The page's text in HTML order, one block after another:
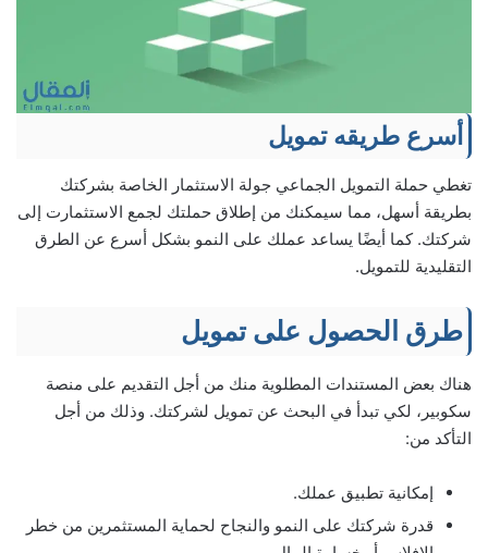
أسرع طريقه تمويل
تغطي حملة التمويل الجماعي جولة الاستثمار الخاصة بشركتك
بطريقة أسهل، مما سيمكنك من إطلاق حملتك لجمع الاستثمارت إلى
شركتك. كما أيضًا يساعد عملك على النمو بشكل أسرع عن الطرق
التقليدية للتمويل.
طرق الحصول على تمويل
هناك بعض المستندات المطلوية منك من أجل التقديم على منصة
سكوبير، لكي تبدأ في البحث عن تمويل لشركتك. وذلك من أجل
التأكد من:
إمكانية تطبيق عملك.
قدرة شركتك على النمو والنجاح لحماية المستثمرين من خطر